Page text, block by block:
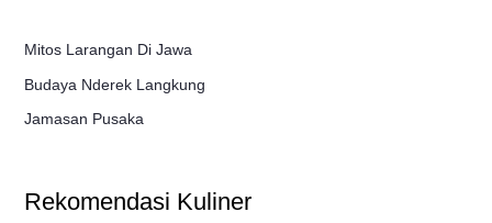
Mitos Larangan Di Jawa
Budaya Nderek Langkung
Jamasan Pusaka
Rekomendasi Kuliner